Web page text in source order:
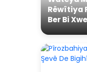
Rêwîtiya
Ber Bi